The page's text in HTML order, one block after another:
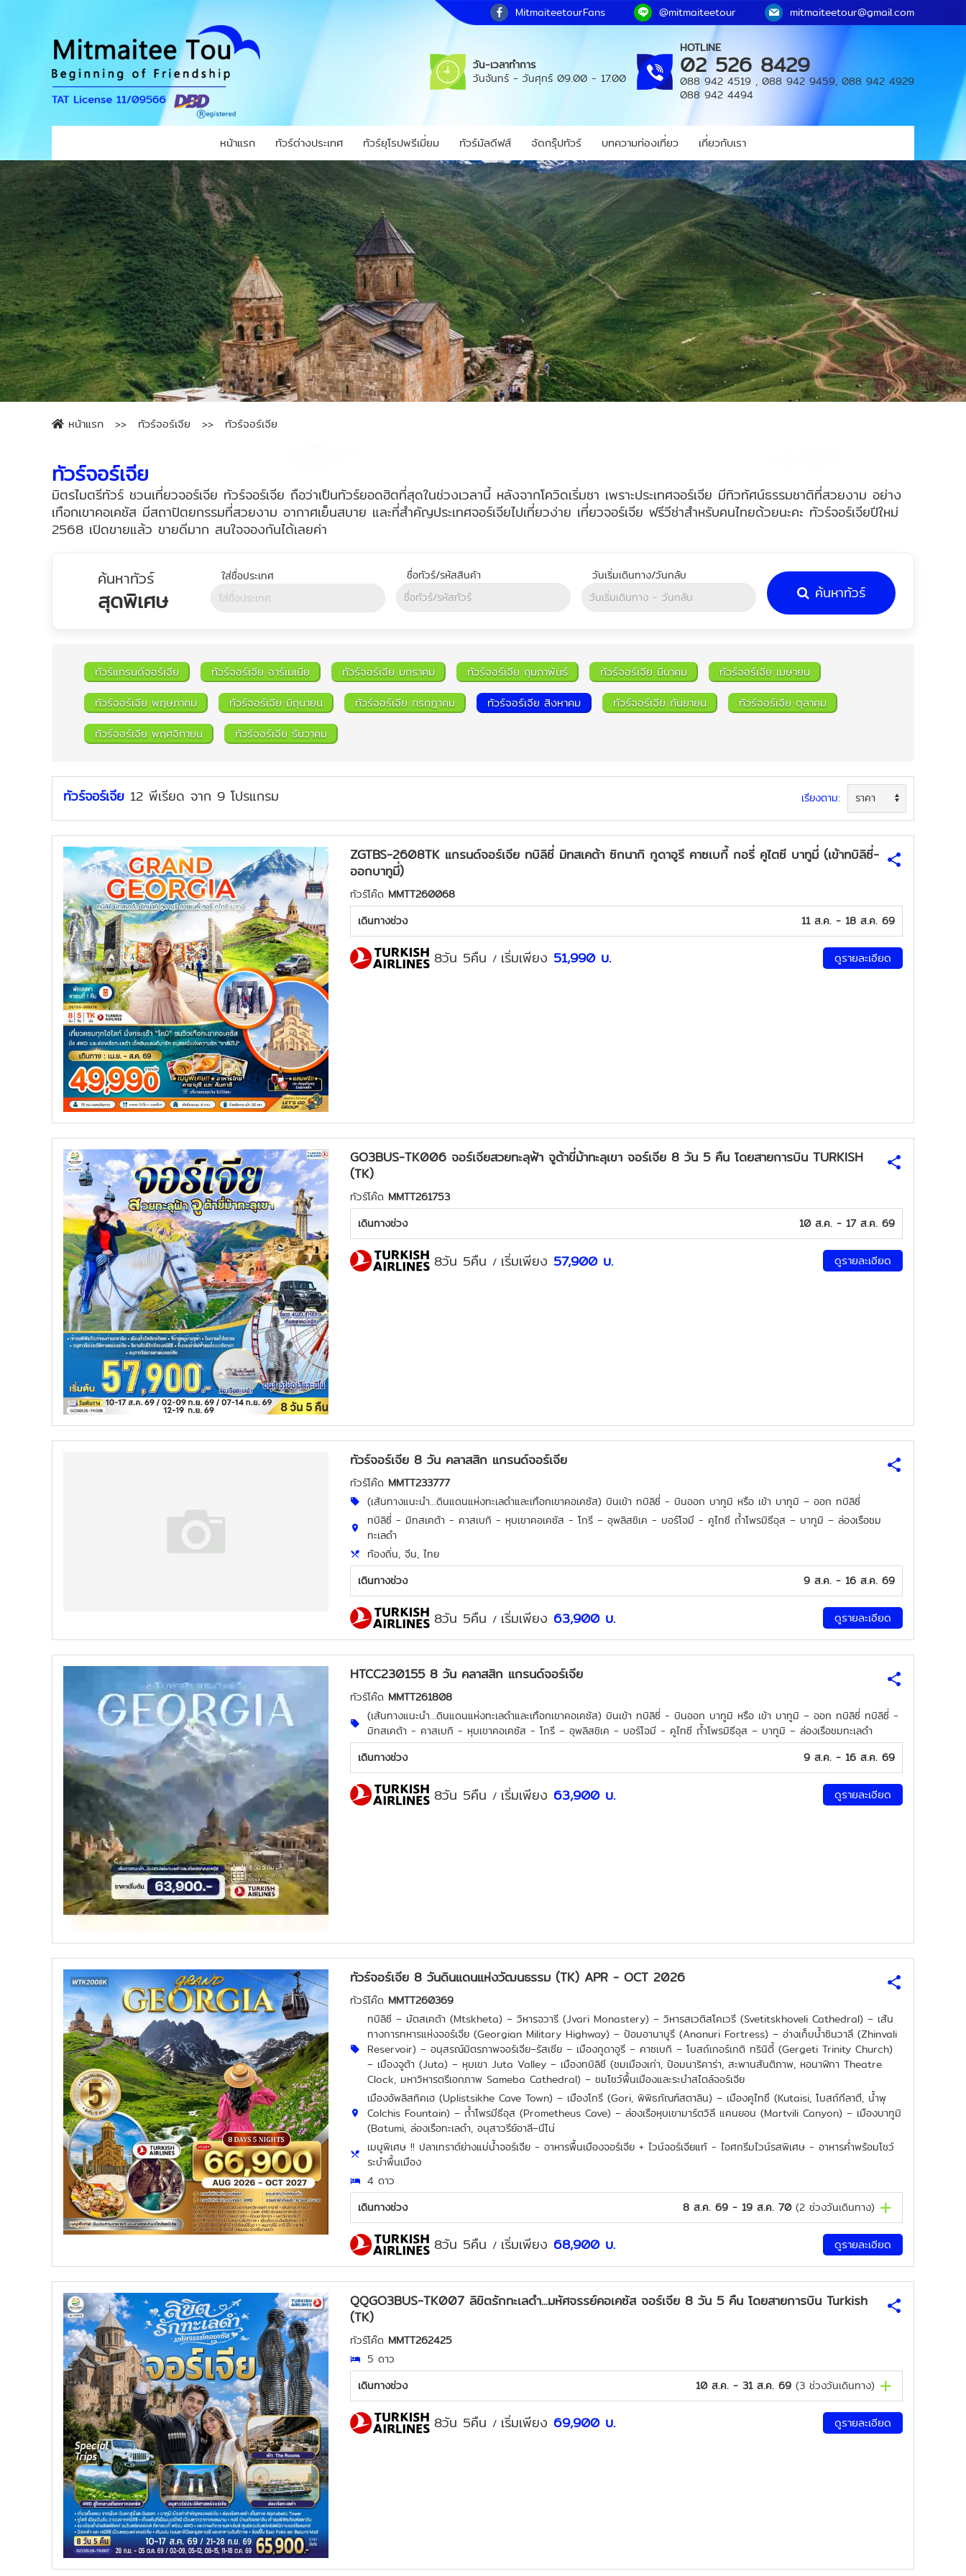
MitmaiteetourFans @mitmaiteetour mitmaiteetour@gmail.com
วัน-เวลาทำการ
วันจันทร์ - วันศุกร์ 09.00 - 17.00
HOTLINE
02 526 8429
088 942 4519 , 088 942 9459, 088 942 4929
088 942 4494
หน้าแรก ทัวร์ต่างประเทศ ทัวร์ยุโรปพรีเมี่ยม ทัวร์มัลดีฟส์ จัดกรุ๊ปทัวร์ บทความท่องเที่ยว เกี่ยวกับเรา
หน้าแรก ทัวร์จอร์เจีย ทัวร์จอร์เจีย
ทัวร์จอร์เจีย
มิตรไมตรีทัวร์ ชวนเที่ยวจอร์เจีย ทัวร์จอร์เจีย ถือว่าเป็นทัวร์ยอดฮิตที่สุดในช่วงเวลานี้ หลังจากโควิดเริ่มซา เพราะประเทศจอร์เจีย มีทิวทัศน์ธรรมชาติที่สวยงาม อย่าง
เทือกเขาคอเคซัส มีสถาปัตยกรรมที่สวยงาม อากาศเย็นสบาย และที่สำคัญประเทศจอร์เจียไปเที่ยวง่าย เที่ยวจอร์เจีย ฟรีวีซ่าสำหรับคนไทยด้วยนะคะ ทัวร์จอร์เจียปีใหม่
2568 เปิดขายแล้ว ขายดีมาก สนใจจองกันได้เลยค่า
ค้นหาทัวร์
สุดพิเศษ ค้นหาทัวร์
ทัวร์แกรนด์จอร์เจีย ทัวร์จอร์เจีย อาร์เมเนีย ทัวร์จอร์เจีย มกราคม ทัวร์จอร์เจีย กุมภาพันธ์ ทัวร์จอร์เจีย มีนาคม
ทัวร์จอร์เจีย เมษายน
ทัวร์จอร์เจีย พฤษภาคม
ทัวร์จอร์เจีย มิถุนายน ทัวร์จอร์เจีย กรกฎาคม ทัวร์จอร์เจีย สิงหาคม ทัวร์จอร์เจีย กันยายน
ทัวร์จอร์เจีย ตุลาคม
ทัวร์จอร์เจีย พฤศจิกายน
ทัวร์จอร์เจีย ธันวาคม
ทัวร์จอร์เจีย 12 พีเรียด จาก 9 โปรแกรม เรียงตาม:
ZGTBS-2608TK แกรนด์จอร์เจีย ทบิลิซี่ มิทสเคต้า ซิกนากิ กูดาอูรี คาซเบกี้ กอรี่ คูไตซี บาทูมี่ (เข้าทบิลิซี่-
ออกบาทูมี่)
ทัวร์โค๊ด MMTT260068
เดินทางช่วง
11 ส.ค. - 18 ส.ค. 69
8วัน 5คืน / เริ่มเพียง 51,990 บ. ดูรายละเอียด
GO3BUS-TK006 จอร์เจียสวยทะลุฟ้า จูต้าขี่ม้าทะลุเขา จอร์เจีย 8 วัน 5 คืน โดยสายการบิน TURKISH
(TK)
ทัวร์โค๊ด MMTT261753
เดินทางช่วง
10 ส.ค. - 17 ส.ค. 69
8วัน 5คืน / เริ่มเพียง 57,900 บ. ดูรายละเอียด
ทัวร์จอร์เจีย 8 วัน คลาสสิก แกรนด์จอร์เจีย
ทัวร์โค๊ด MMTT233777
(เส้นทางแนะนำ...ดินแดนแห่งทะเลดำและเทือกเขาคอเคซัส) บินเข้า ทบิลิซี่ - บินออก บาทูมิ หรือ เข้า บาทูมิ – ออก ทบิลิซี่
ทบิลิซี่ - มิทสเคต้า - คาสเบกิ - หุบเขาคอเคซัส - โกรี – อุพลิสชิเค - บอร์โจมี - คูไทซี ถ้ำโพรมิธีอุส – บาทูมิ – ล่องเรือชม
ทะเลดำ
ท้องถิ่น, จีน, ไทย
เดินทางช่วง
9 ส.ค. - 16 ส.ค. 69
8วัน 5คืน / เริ่มเพียง63,900 บ. ดูรายละเอียด
HTCC230155 8 วัน คลาสสิก แกรนด์จอร์เจีย
ทัวร์โค๊ด MMTT261808
(เส้นทางแนะนำ...ดินแดนแห่งทะเลดำและเทือกเขาคอเคซัส) บินเข้า ทบิลิซี่ - บินออก บาทูมิ หรือ เข้า บาทูมิ – ออก ทบิลิซี่ ทบิลิซี่ -
มิทสเคต้า - คาสเบกิ - หุบเขาคอเคซัส - โกรี – อุพลิสชิเค - บอร์โจมี - คูไทซี ถ้ำโพรมิธีอุส – บาทูมิ – ล่องเรือชมทะเลดำ
เดินทางช่วง
9 ส.ค. - 16 ส.ค. 69
8วัน 5คืน / เริ่มเพียง63,900 บ. ดูรายละเอียด
ทัวร์จอร์เจีย 8 วันดินแดนแห่งวัฒนธรรม (TK) APR - OCT 2026
ทัวร์โค๊ด MMTT260369
ทบิลิซี – มัตสเคต้า (Mtskheta) – วิหารจวารี (Jvari Monastery) – วิหารสเวติสโคเวรี (Svetitskhoveli Cathedral) – เส้น
ทางการทหารแห่งจอร์เจีย (Georgian Military Highway) – ป้อมอานานูรี (Ananuri Fortress) – อ่างเก็บน้ำซินวาลี (Zhinvali
Reservoir) – อนุสรณ์มิตรภาพจอร์เจีย–รัสเซีย – เมืองกูดาอูรี – คาซเบกิ – โบสถ์เกอร์เกติ ทรินิตี้ (Gergeti Trinity Church)
– เมืองจูต้า (Juta) – หุบเขา Juta Valley – เมืองทบิลิซี (ชมเมืองเก่า, ป้อมนาริคาร่า, สะพานสันติภาพ, หอนาฬิกา Theatre
Clock, มหาวิหารตรีเอกภาพ Sameba Cathedral) – ชมโชว์พื้นเมืองและระบำสไตล์จอร์เจีย
เมืองอัพลิสทิคเฮ (Uplistsikhe Cave Town) – เมืองโกรี (Gori, พิพิธภัณฑ์สตาลิน) – เมืองคูไทซึ (Kutaisi, โบสถ์กีลาตี, น้ำพุ
Colchis Fountain) – ถ้ำโพรมีธีอุส (Prometheus Cave) – ล่องเรือหุบเขามาร์ตวิลี แคนยอน (Martvili Canyon) – เมืองบาทูมิ
(Batumi, ล่องเรือทะเลดำ, อนุสาวรีย์อาลี–นีโน่
เมนูพิเศษ !! ปลาเทราต์ย่างแม่น้ำจอร์เจีย - อาหารพื้นเมืองจอร์เจีย + ไวน์จอร์เจียแท้ - ไอศกรีมไวน์รสพิเศษ - อาหารค่ำพร้อมโชว์
ระบำพื้นเมือง
4 ดาว
เดินทางช่วง
8 ส.ค. 69 - 19 ส.ค. 70 (2ช่วงวันเดินทาง)
8วัน 5คืน / เริ่มเพียง68,900 บ. ดูรายละเอียด
QQGO3BUS-TK007 ลิขิตรักทะเลดำ...มหัศจรรย์คอเคซัส จอร์เจีย 8 วัน 5 คืน โดยสายการบิน Turkish
(TK)
ทัวร์โค๊ด MMTT262425
5 ดาว
เดินทางช่วง
10 ส.ค. - 31 ส.ค. 69 (3ช่วงวันเดินทาง)
8วัน 5คืน / เริ่มเพียง69,900 บ. ดูรายละเอียด